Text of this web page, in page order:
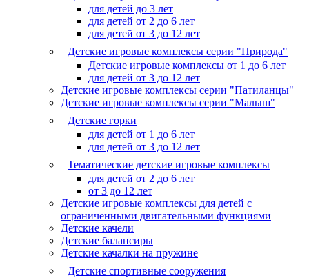
для детей до 3 лет
для детей от 2 до 6 лет
для детей от 3 до 12 лет
Детские игровые комплексы серии "Природа"
Детские игровые комплексы от 1 до 6 лет
для детей от 3 до 12 лет
Детские игровые комплексы серии "Патиланцы"
Детские игровые комплексы серии "Малыш"
Детские горки
для детей от 1 до 6 лет
для детей от 3 до 12 лет
Тематические детские игровые комплексы
для детей от 2 до 6 лет
от 3 до 12 лет
Детские игровые комплексы для детей с
ограниченными двигательными функциями
Детские качели
Детские балансиры
Детские качалки на пружине
Детские спортивные сооружения